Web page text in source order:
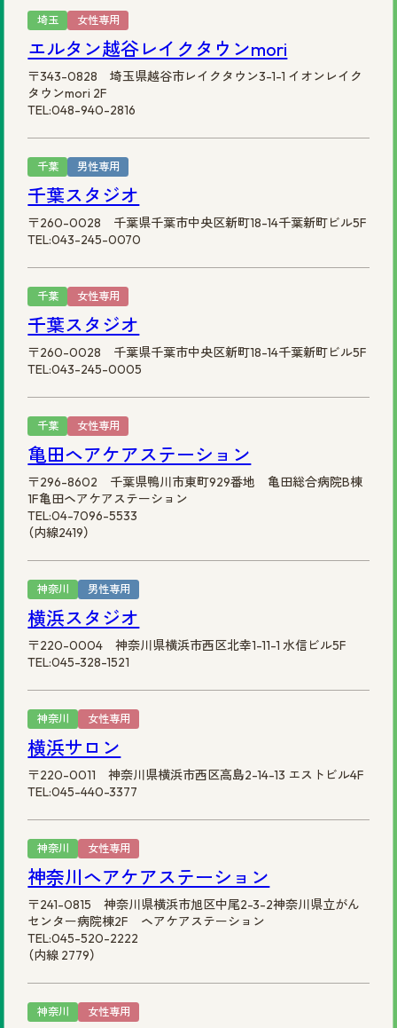
埼玉 女性専用
エルタン越谷レイクタウンmori
〒343-0828 埼玉県越谷市レイクタウン3-1-1 イオンレイク
タウンmori 2F
TEL:048-940-2816
千葉 男性専用
千葉スタジオ
〒260-0028 千葉県千葉市中央区新町18-14千葉新町ビル5F
TEL:043-245-0070
千葉 女性専用
千葉スタジオ
〒260-0028 千葉県千葉市中央区新町18-14千葉新町ビル5F
TEL:043-245-0005
千葉 女性専用
亀田ヘアケアステーション
〒296-8602 千葉県鴨川市東町929番地 亀田総合病院B棟
1F亀田ヘアケアステーション
TEL:04-7096-5533
（内線2419）
神奈川 男性専用
横浜スタジオ
〒220-0004 神奈川県横浜市西区北幸1-11-1 水信ビル5F
TEL:045-328-1521
神奈川 女性専用
横浜サロン
〒220-0011 神奈川県横浜市西区高島2-14-13 エストビル4F
TEL:045-440-3377
神奈川 女性専用
神奈川ヘアケアステーション
〒241-0815 神奈川県横浜市旭区中尾2-3-2神奈川県立がん
センター病院棟2F ヘアケアステーション
TEL:045-520-2222
（内線 2779）
神奈川 女性専用